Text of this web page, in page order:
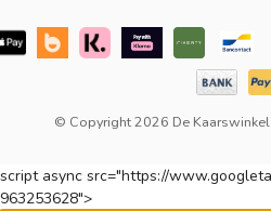
© Copyright 2026 De Kaarswinkel
script async src="https://
963253628">